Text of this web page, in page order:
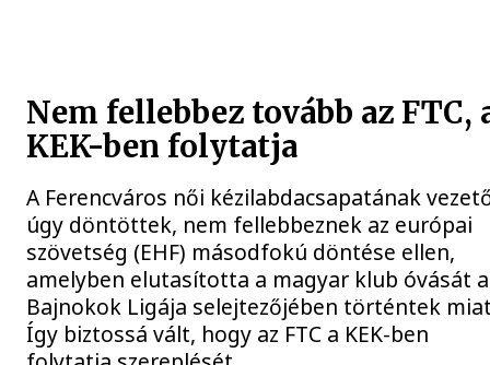
Nem fellebbez tovább az FTC,
KEK-ben folytatja
A Ferencváros női kézilabdacsapatának
úgy döntöttek, nem fellebbeznek az európai
szövetség (EHF) másodfokú döntése ellen,
amelyben elutasította a magyar klub óvását a
Bajnokok Ligája selejtezőjében történtek
Így biztossá vált, hogy az FTC a KEK-ben